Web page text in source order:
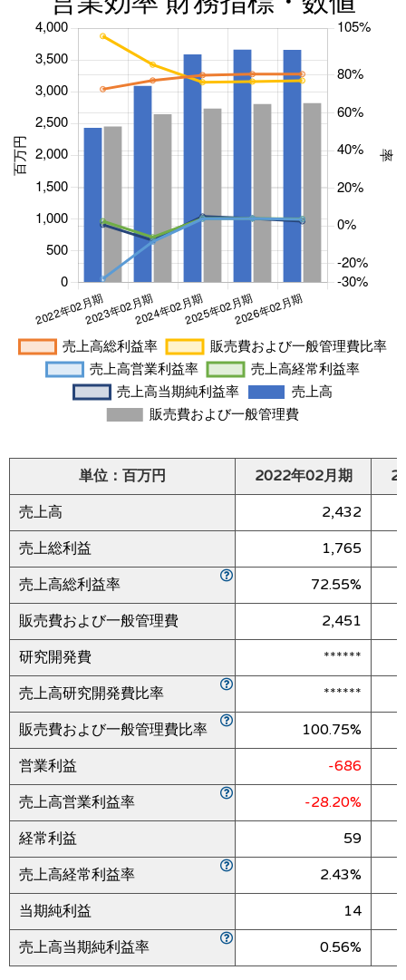
単位：百万円 2022年02月期
売上高
2,432
売上総利益
1,765
売上高総利益率
72.55%
販売費および一般管理費
2,451
研究開発費
******
売上高研究開発費比率
******
販売費および一般管理費比率
100.75%
営業利益
-686
売上高営業利益率
-28.20%
経常利益
59
売上高経常利益率
2.43%
当期純利益
14
売上高当期純利益率
0.56%